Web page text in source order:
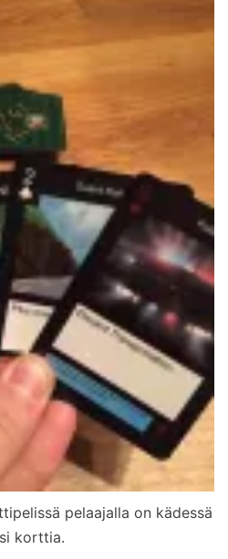
pelaajalla on kädessä
korttia.